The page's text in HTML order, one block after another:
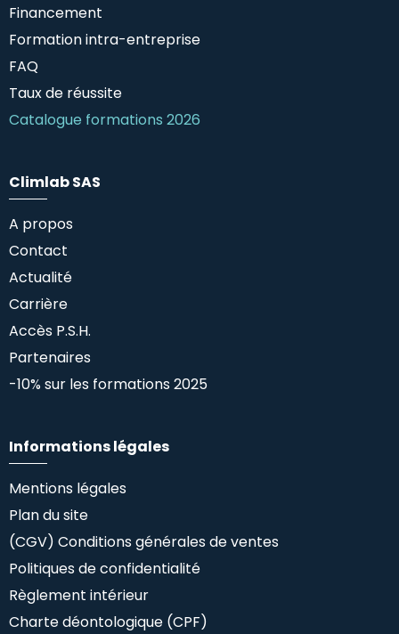
Financement
Formation intra-entreprise
FAQ
Taux de réussite
Catalogue formations 2026
Climlab SAS
A propos
Contact
Actualité
Carrière
Accès P.S.H.
Partenaires
-10% sur les formations 2025
Informations légales
Mentions légales
Plan du site
(CGV) Conditions générales de ventes
Politiques de confidentialité
Règlement intérieur
Charte déontologique (CPF)